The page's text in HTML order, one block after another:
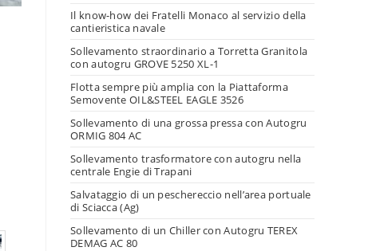
Il know-how dei Fratelli Monaco al servizio della
cantieristica navale
Sollevamento straordinario a Torretta Granitola
con autogru GROVE 5250 XL-1
Flotta sempre più amplia con la Piattaforma
Semovente OIL&STEEL EAGLE 3526
Sollevamento di una grossa pressa con Autogru
ORMIG 804 AC
Sollevamento trasformatore con autogru nella
centrale Engie di Trapani
Salvataggio di un peschereccio nell’area portuale
di Sciacca (Ag)
Sollevamento di un Chiller con Autogru TEREX
DEMAG AC 80